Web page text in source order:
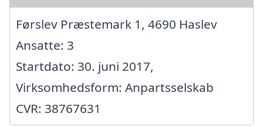
Førslev Præstemark 1, 4690 Haslev
Ansatte: 3
Startdato: 30. juni 2017,
Virksomhedsform: Anpartsselskab
CVR: 38767631